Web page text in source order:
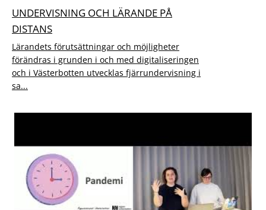
UNDERVISNING OCH LÄRANDE PÅ
DISTANS
Lärandets förutsättningar och möjligheter
förändras i grunden i och med digitaliseringen
och i Västerbotten utvecklas fjärrundervisning i
sa...